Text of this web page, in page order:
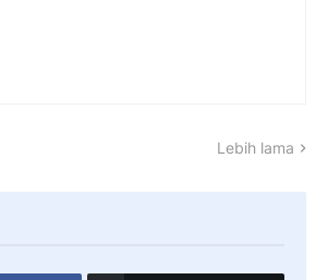
Lebih lama